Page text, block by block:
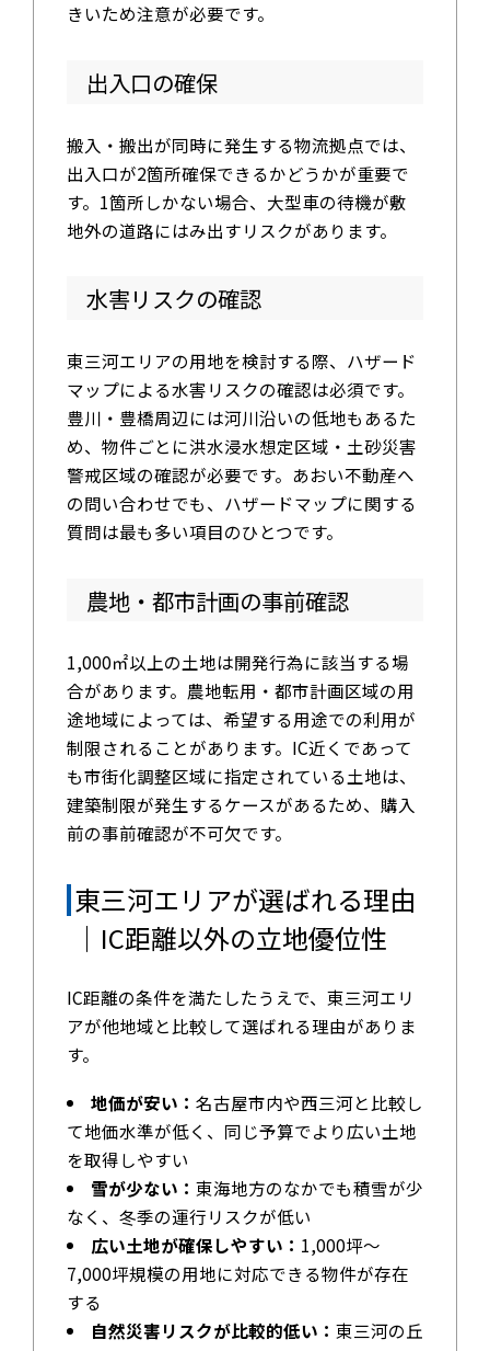
きいため注意が必要です。
出入口の確保
搬入・搬出が同時に発生する物流拠点では、
出入口が2箇所確保できるかどうかが重要で
す。1箇所しかない場合、大型車の待機が敷
地外の道路にはみ出すリスクがあります。
水害リスクの確認
東三河エリアの用地を検討する際、ハザード
マップによる水害リスクの確認は必須です。
豊川・豊橋周辺には河川沿いの低地もあるた
め、物件ごとに洪水浸水想定区域・土砂災害
警戒区域の確認が必要です。あおい不動産へ
の問い合わせでも、ハザードマップに関する
質問は最も多い項目のひとつです。
農地・都市計画の事前確認
1,000㎡以上の土地は開発行為に該当する場
合があります。農地転用・都市計画区域の用
途地域によっては、希望する用途での利用が
制限されることがあります。IC近くであって
も市街化調整区域に指定されている土地は、
建築制限が発生するケースがあるため、購入
前の事前確認が不可欠です。
東三河エリアが選ばれる理由
｜IC距離以外の立地優位性
IC距離の条件を満たしたうえで、東三河エリ
アが他地域と比較して選ばれる理由がありま
す。
地価が安い：名古屋市内や西三河と比較し
て地価水準が低く、同じ予算でより広い土地
を取得しやすい
雪が少ない：東海地方のなかでも積雪が少
なく、冬季の運行リスクが低い
広い土地が確保しやすい： 1,000坪〜
7,000坪規模の用地に対応できる物件が存在
する
自然災害リスクが比較的低い：東三河の丘